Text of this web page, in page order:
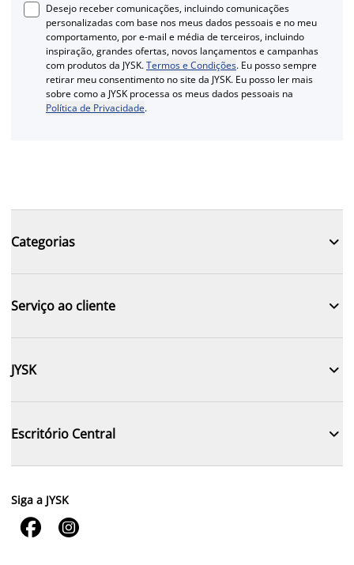
Desejo receber comunicações, incluindo comunicações
personalizadas com base nos meus dados pessoais e no meu
comportamento, por e-mail e média de terceiros, incluindo
inspiração, grandes ofertas, novos lançamentos e campanhas
com produtos da JYSK.Termos e Condições. Eu posso sempre
retirar meu consentimento no site da JYSK. Eu posso ler mais
sobre como a JYSK processa os meus dados pessoais na
Política de Privacidade.
Categorias 
Serviço ao cliente 
JYSK 
Escritório Central 
Siga a JYSK
 